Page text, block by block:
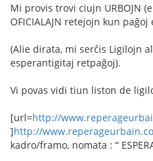
Mi provis trovi ciujn URBOJN
OFICIALAJN retejojn kun
(Alie dirata, mi serĉis Ligilojn
esperantigitaj retpaĝoj).
Vi povas vidi tiun liston de
[url=http://
]http://
kadro/framo, nomata : “